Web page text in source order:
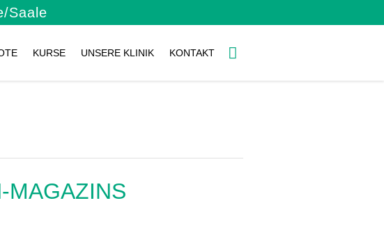
Saale
KURSE UNSERE KLINIK KONTAKT
MAGAZINS